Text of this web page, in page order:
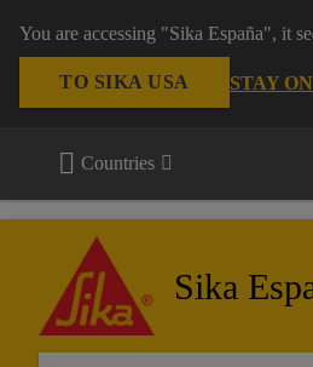
You are accessing "Sika España", it
TO SIKA USA STAY
Countries
Sika